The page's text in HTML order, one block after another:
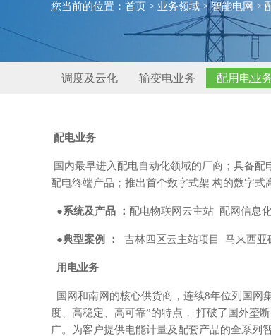
您当前的位置： 首页 > 业务领域 >智能电网 >
调度及云化 输变电业务 配用电业
配电业务
国内最早进入配电自动化领域的厂商；具备
配电终端产品；推出首个数字式架 构的数字式
●系统及产品 ： 配电物联网云主站 配网信息
●典型案例 ： 吉林四区云主站项目 马来西亚
用电业务
国网和南网的核心供货商，连续8年位列国
度、高稳定、高可靠”的特点， 打破了国外垄
广。为客户提供电能计量及配套产品的全系列